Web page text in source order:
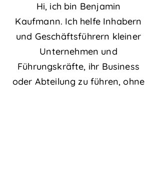
Hi, ich bin Benjamin
Kaufmann. Ich helfe Inhabern
und Geschäftsführern kleiner
Unternehmen und
Führungskräfte, ihr Business
oder Abteilung zu führen, ohne